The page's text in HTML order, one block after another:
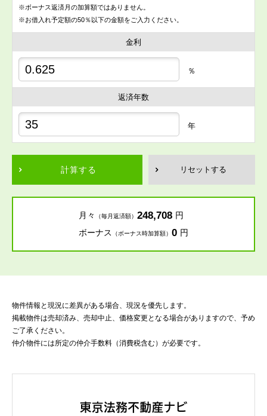
※ボーナス返済月の加算額ではありません。
※お借入れ予定額の50％以下の金額をご入力ください。
金利
％
返済年数
年
計算する リセットする
月々 （毎月返済額） 248,708 円
ボーナス
（ボーナス時加算額） 0 円
物件情報と現況に差異がある場合、現況を優先します。
掲載物件は売却済み、売却中止、価格変更となる場合がありますので、予め
ご了承ください。
仲介物件には所定の仲介手数料（消費税含む）が必要です。